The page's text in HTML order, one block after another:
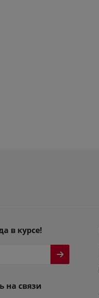
в курсе!
на связи